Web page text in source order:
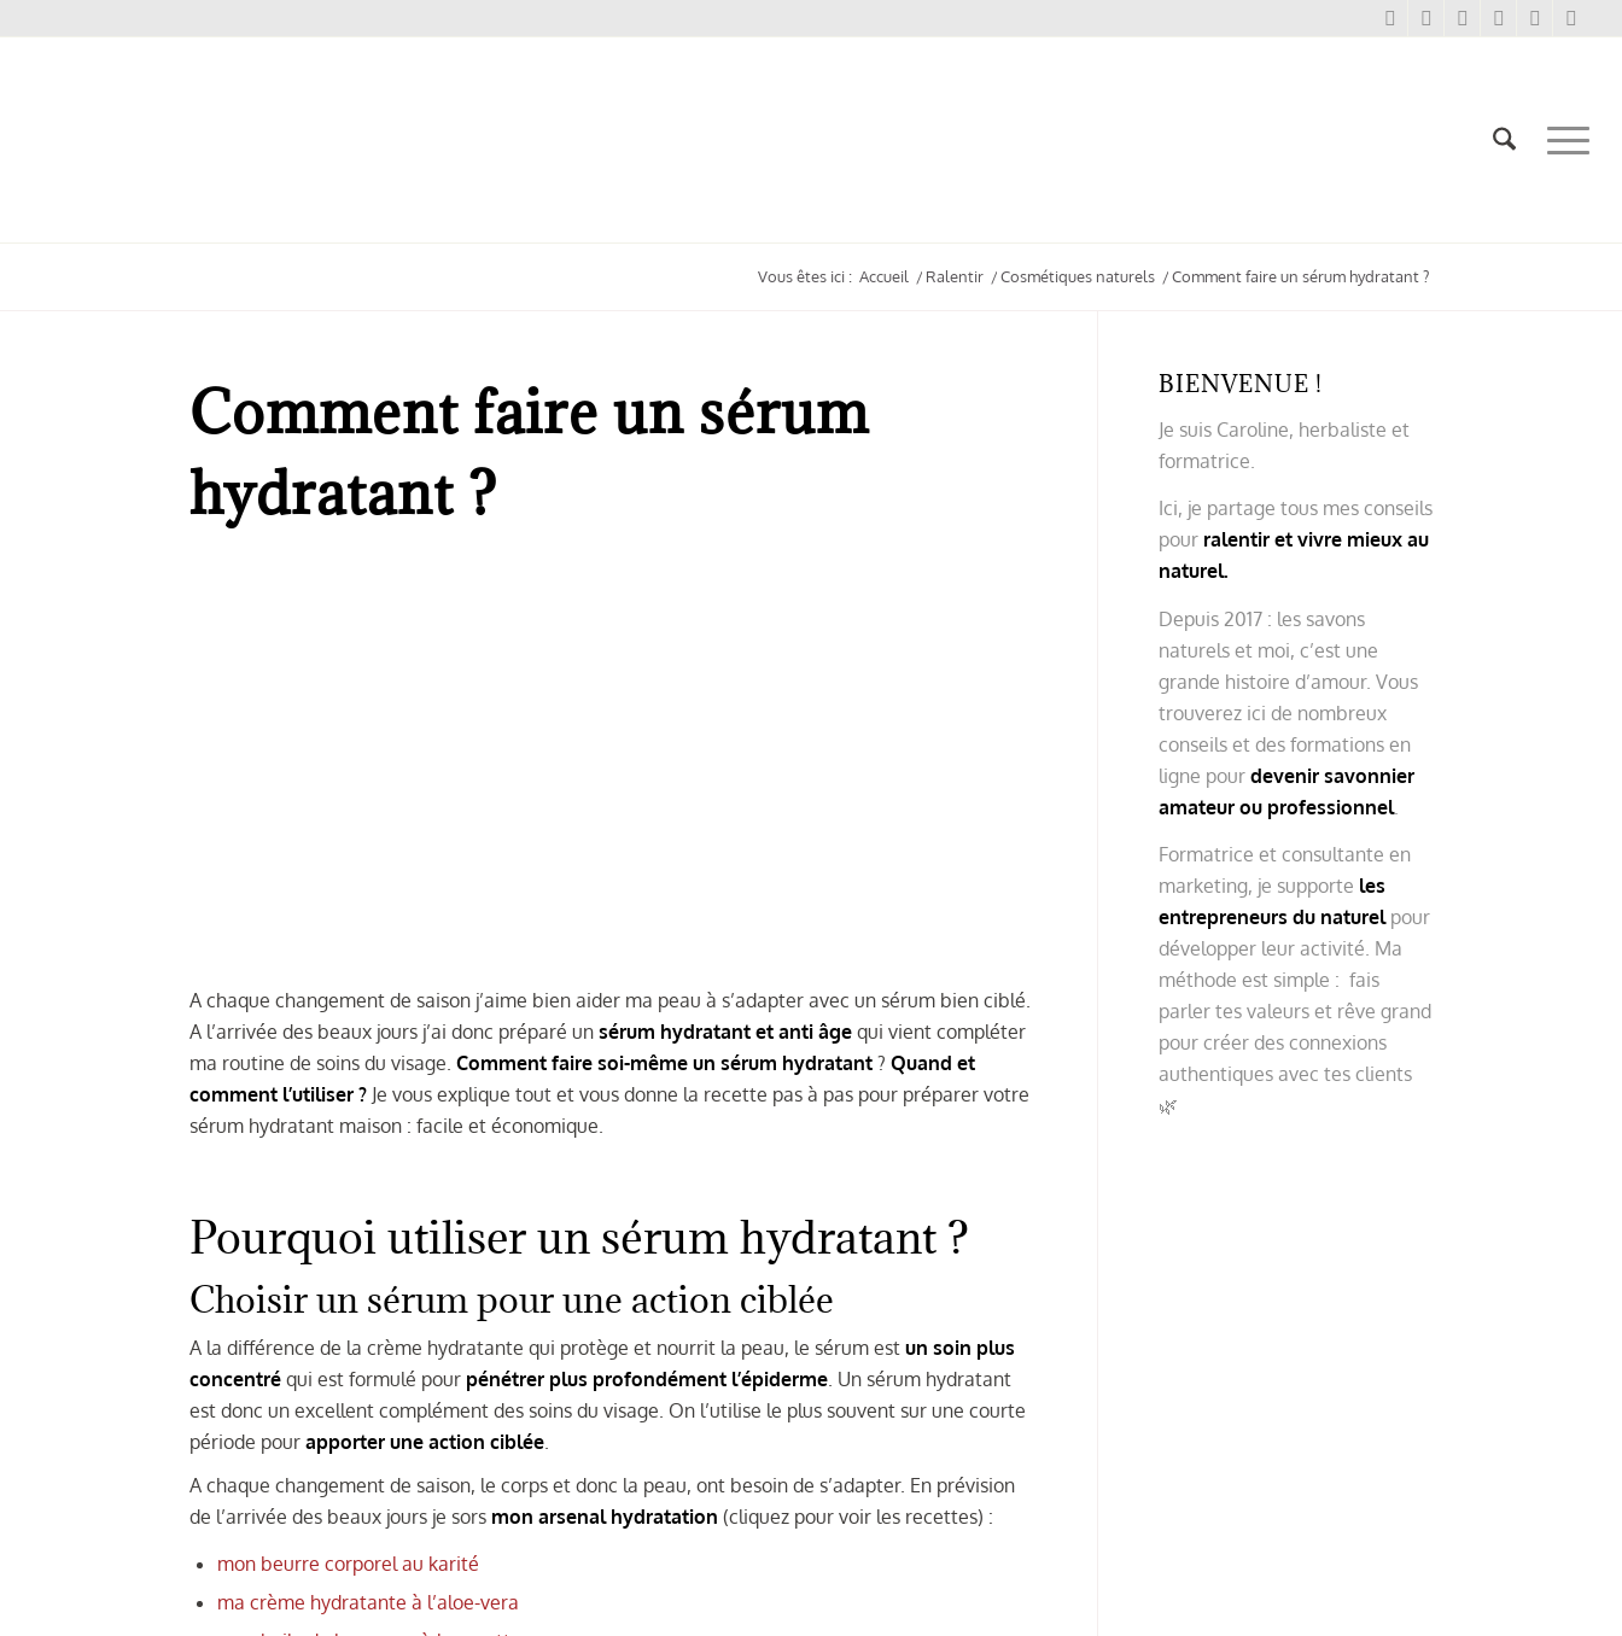
Vous êtes ici : Accueil / Ralentir /Cosmétiques naturels /Comment faire un sérum hydratant ?
Comment faire un sérum
hydratant ?
A chaque changement de saison j’aime bien aider ma peau à s’adapter avec un sérum bien ciblé.
A l’arrivée des beaux jours j’ai donc préparé un sérum hydratant et anti âge qui vient compléter
ma routine de soins du visage. Comment faire soi-même un sérum hydratant ? Quand et
comment l’utiliser ? Je vous explique tout et vous donne la recette pas à pas pour préparer votre
sérum hydratant maison : facile et économique.
Pourquoi utiliser un sérum hydratant ?
Choisir un sérum pour une action ciblée
A la différence de la crème hydratante qui protège et nourrit la peau, le sérum est un soin plus
concentré qui est formulé pour pénétrer plus profondément l’épiderme . Un sérum hydratant
est donc un excellent complément des soins du visage. On l’utilise le plus souvent sur une courte
période pour apporter une action ciblée
A chaque changement de saison, le corps et donc la peau, ont besoin de s’adapter. En prévision
de l’arrivée des beaux jours je sors mon arsenal hydratation (cliquez pour voir les recettes) :
mon beurre corporel au karité
ma crème hydratante à l’aloe-vera
BIENVENUE !
Je suis Caroline, herbaliste et
formatrice.
Ici, je partage tous mes conseils
pour ralentir et vivre mieux au
naturel.
Depuis 2017 : les savons
naturels et moi, c’est une
grande histoire d’amour. Vous
trouverez ici de nombreux
conseils et des formations en
ligne pour devenir savonnier
amateur ou professionnel.
Formatrice et consultante en
marketing, je supporte les
entrepreneurs du naturel pour
développer leur activité. Ma
méthode est simple : fais
parler tes valeurs et rêve grand
pour créer des connexions
authentiques avec tes clients
🌿